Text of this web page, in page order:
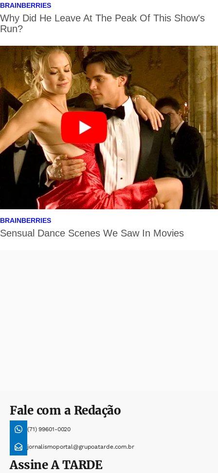
Fale com a Redação
(71) 99601-0020
jornalismoportal@grupoatarde.com.br
AssineA TARDE